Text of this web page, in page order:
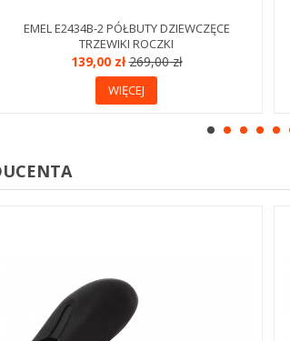
EMEL E2434B-2 PÓŁBUTY DZIEWCZĘCE
TRZEWIKI ROCZKI
139,00 zł269,00 zł
WIĘCEJ